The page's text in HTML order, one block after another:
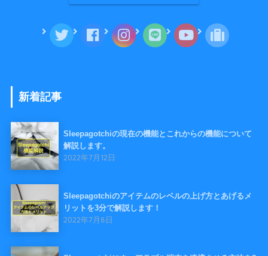
新着記事
Sleepagotchiの現在の機能とこれからの機能について
解説します。
2022年7月12日
Sleepagotchiのアイテムのレベルの上げ方とあげるメ
リットを3分で解説します！
2022年7月8日